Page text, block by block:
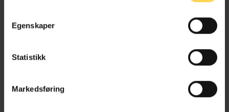
Egenskaper
Statistikk
Markedsføring
Forsikringsvirksomhetsloven – forsvl